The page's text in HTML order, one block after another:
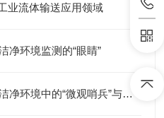
业流体输送应用领域
净环境监测的“眼睛”
加野尘埃粒子计数器3887：洁净环境中的“微观哨兵”与洁净度“审计官”